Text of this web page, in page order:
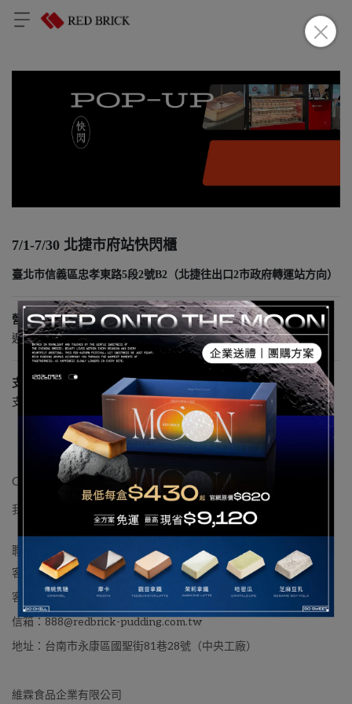
7/1-7/30 北捷市府站快閃櫃
臺北市信義區忠孝東路5段2號B2（北捷往出口2市政府轉運站方向）
營業時間 ::
週一至週日 12:00~18:00（售完為止）
支付方式 ::
支援現金、實體信用卡付款服務
CONTACT
我的帳戶 合作洽詢
聯絡資訊
客服專線：06-2430115
客服時間：09:00-17:30
信箱：888@redbrick-pudding.com.tw
地址：台南市永康區國聖街81巷28號（中央工廠）
維霖食品企業有限公司